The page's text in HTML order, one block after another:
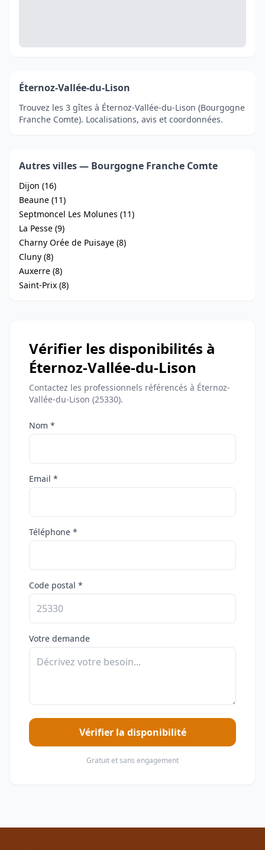
Éternoz-Vallée-du-Lison
Trouvez les 3 gîtes à Éternoz-Vallée-du-Lison (Bourgogne
Franche Comte). Localisations, avis et coordonnées.
Autres villes — Bourgogne Franche Comte
Dijon (16)
Beaune (11)
Septmoncel Les Molunes (11)
La Pesse (9)
Charny Orée de Puisaye (8)
Cluny (8)
Auxerre (8)
Saint-Prix (8)
Vérifier les disponibilités à
Éternoz-Vallée-du-Lison
Contactez les professionnels référencés à Éternoz-
Vallée-du-Lison (25330).
Nom *
Email *
Téléphone *
Code postal *
Votre demande
Vérifier la disponibilité
Gratuit et sans engagement